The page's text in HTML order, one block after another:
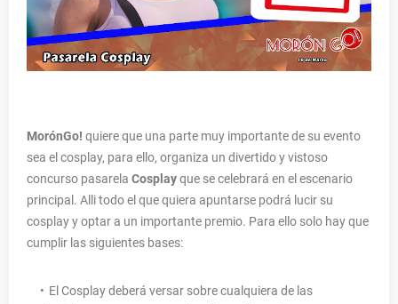
MorónGo! quiere que una parte muy importante de su evento
sea el cosplay, para ello, organiza un divertido y vistoso
concurso pasarela Cosplayque se celebrará en el escenario
principal. Alli todo el que quiera apuntarse podrá lucir su
cosplay y optar a un importante premio. Para ello solo hay que
cumplir las siguientes bases:
El Cosplay deberá versar sobre cualquiera de las